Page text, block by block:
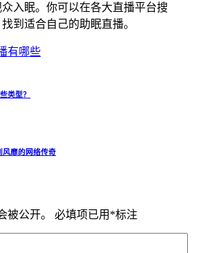
入眠。你可以在各大直播平台搜
到适合自己的助眠直播。
有哪些
类型？
风靡的网络传奇
被公开。 必填项已用 *标注